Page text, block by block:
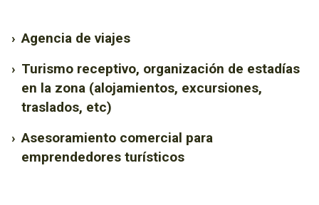
› Agencia de viajes
› Turismo receptivo, organización de estadías
en la zona (alojamientos, excursiones,
traslados, etc)
› Asesoramiento comercial para
emprendedores turísticos